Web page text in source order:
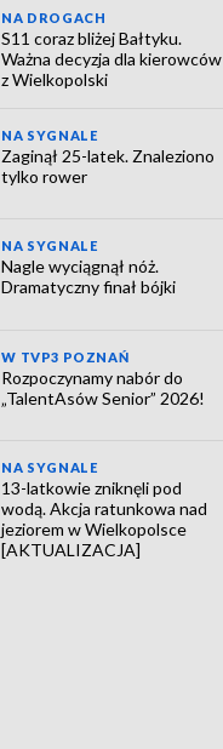
NA DROGACH
S11 coraz bliżej Bałtyku.
Ważna decyzja dla kierowców
z Wielkopolski
NA SYGNALE
Zaginął 25-latek. Znaleziono
tylko rower
NA SYGNALE
Nagle wyciągnął nóż.
Dramatyczny finał bójki
W TVP3 POZNAŃ
Rozpoczynamy nabór do
„TalentAsów Senior” 2026!
NA SYGNALE
13-latkowie zniknęli pod
wodą. Akcja ratunkowa nad
jeziorem w Wielkopolsce
[AKTUALIZACJA]